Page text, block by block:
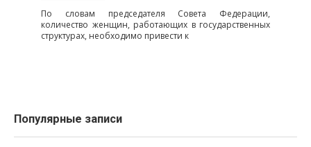
По словам председателя Совета Федерации,
количество женщин, работающих в государственных
структурах, необходимо привести к
Популярные записи